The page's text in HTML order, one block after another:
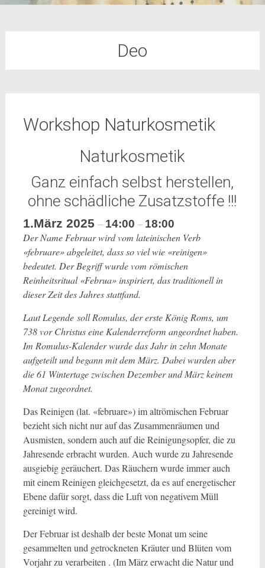
Deo
Workshop Naturkosmetik
Naturkosmetik
Ganz einfach selbst herstellen,
ohne schädliche Zusatzstoffe !!!
1.März 2025 – 14:00 – 18:00
Der Name Februar wird vom lateinischen Verb
«februare» abgeleitet, dass so viel wie «reinigen»
bedeutet. Der Begriff wurde vom römischen
Reinheitsritual «Februa» inspiriert, das traditionell in
dieser Zeit des Jahres stattfand.
Laut Legende soll Romulus, der erste König Roms, um
738 vor Christus eine Kalenderreform angeordnet haben.
Im Romulus-Kalender wurde das Jahr in zehn Monate
aufgeteilt und begann mit dem März. Dabei wurden aber
die 61 Wintertage zwischen Dezember und März keinem
Monat zugeordnet.
Das Reinigen (lat. «februare») im altrömischen Februar
bezieht sich nicht nur auf das Zusammenräumen und
Ausmisten, sondern auch auf die Reinigungsopfer, die zu
Jahresende erbracht wurden. Auch wurde zu Jahresende
ausgiebig geräuchert. Das Räuchern wurde immer auch
mit einem Reinigen gleichgesetzt, da es auf energetischer
Ebene dafür sorgt, dass die Luft von negativem Müll
gereinigt wird.
Der Februar ist deshalb der beste Monat um seine
gesammelten und getrockneten Kräuter und Blüten vom
Vorjahr zu verarbeiten . (Im März erwacht die Natur und